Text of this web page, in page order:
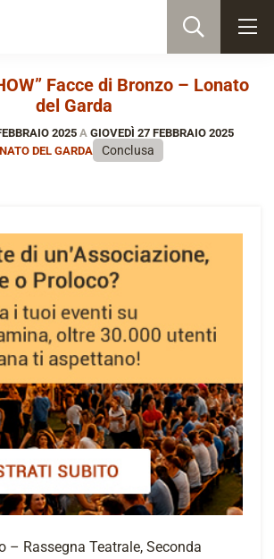
Facce di Bronzo – Lonato
del Garda
2025 AGIOVEDÌ 27 FEBBRAIO 2025
DEL GARDA
Conclusa
– Rassegna Teatrale, Seconda